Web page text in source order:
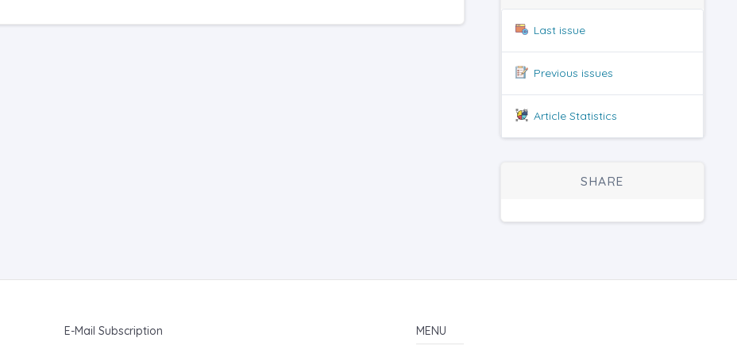
Last issue
Previous issues
Article Statistics
SHARE
E-Mail Subscription MENU